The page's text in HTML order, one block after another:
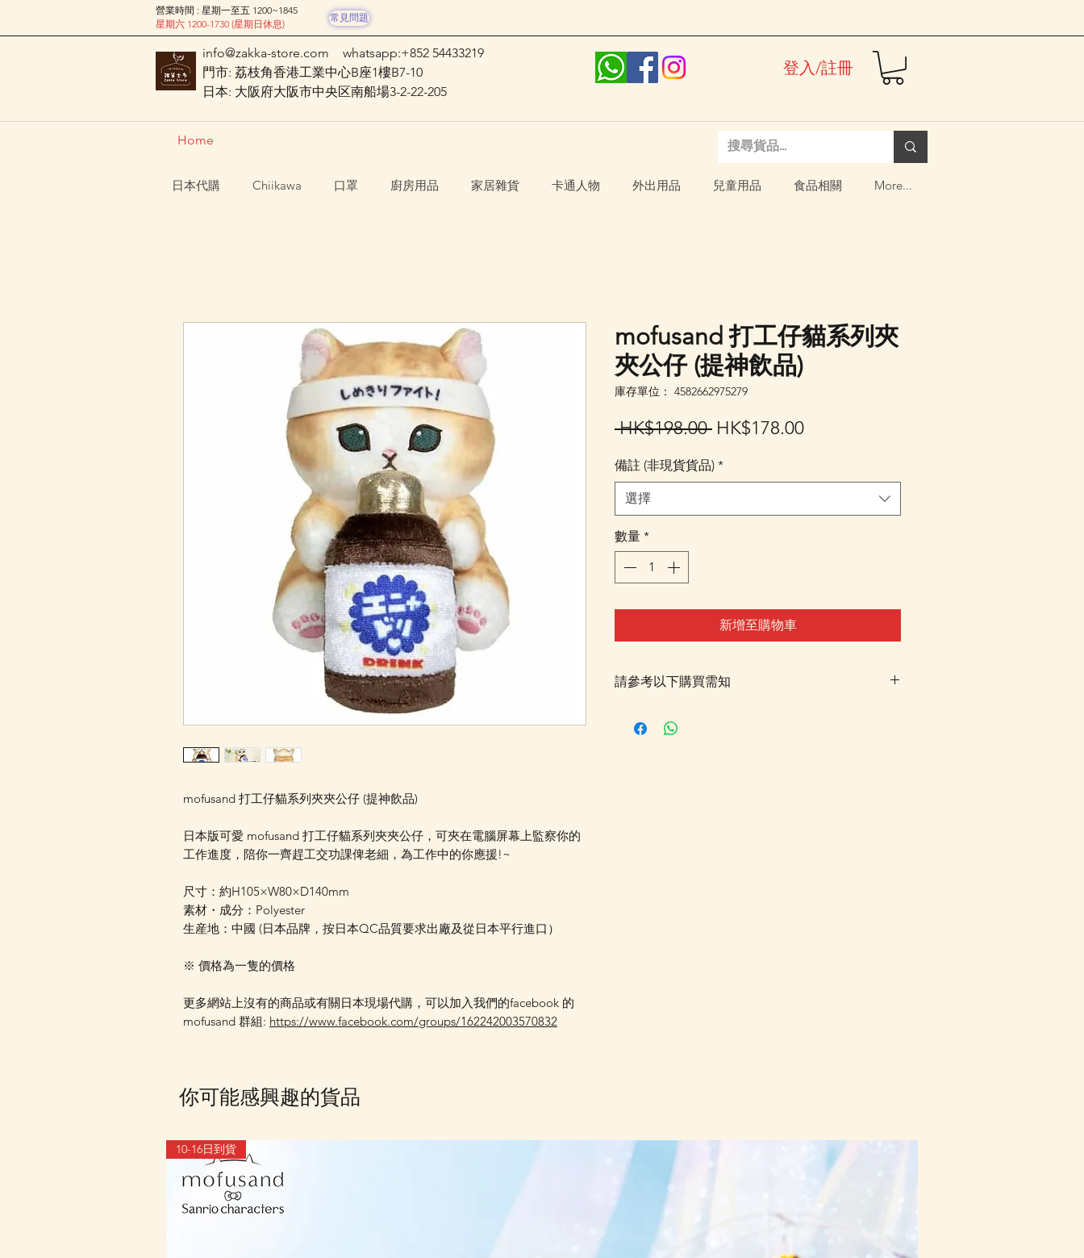
營業時間 : 星期一至五 1200~1845
星期六 1200-1730 (星期日休息)
常見問題
info@zakka-store.com
whatsapp:+852 54433219
門市: 荔枝角香港工業中心B座1樓B7-10
日本: 大阪府大阪市中央区南船場3-2-22-205
登入/註冊
Home
日本代購 Chiikawa 口罩 廚房用品 家居雜貨 卡通人物 外出用品 兒童用品 食品相關 More...
mofusand 打工仔貓系列夾夾公仔 (提神飲品)
日本版可愛 mofusand 打工仔貓系列夾夾公仔，可夾在電腦屏幕上監察你的
工作進度，陪你一齊趕工交功課俾老細，為工作中的你應援!~
尺寸：約H105×W80×D140mm
素材・成分：Polyester
生産地：中國 (日本品牌，按日本QC品質要求出廠及從日本平行進口）
※ 價格為一隻的價格
更多網站上沒有的商品或有關日本現場代購，可以加入我們的facebook 的
mofusand 群組: https://www.facebook.com/groups/162242003570832
mofusand 打工仔貓系列夾
夾公仔 (提神飲品)
庫存單位： 4582662975279
HK$198.00 一
價
HK$178.00促
備註 (非現貨貨品) *
選擇
數量 *
新增至購物車
請參考以下購買需知
採購及空運到香港，落單後我們會有E-mail及
你可能感興趣的貨品
10-16日到貨